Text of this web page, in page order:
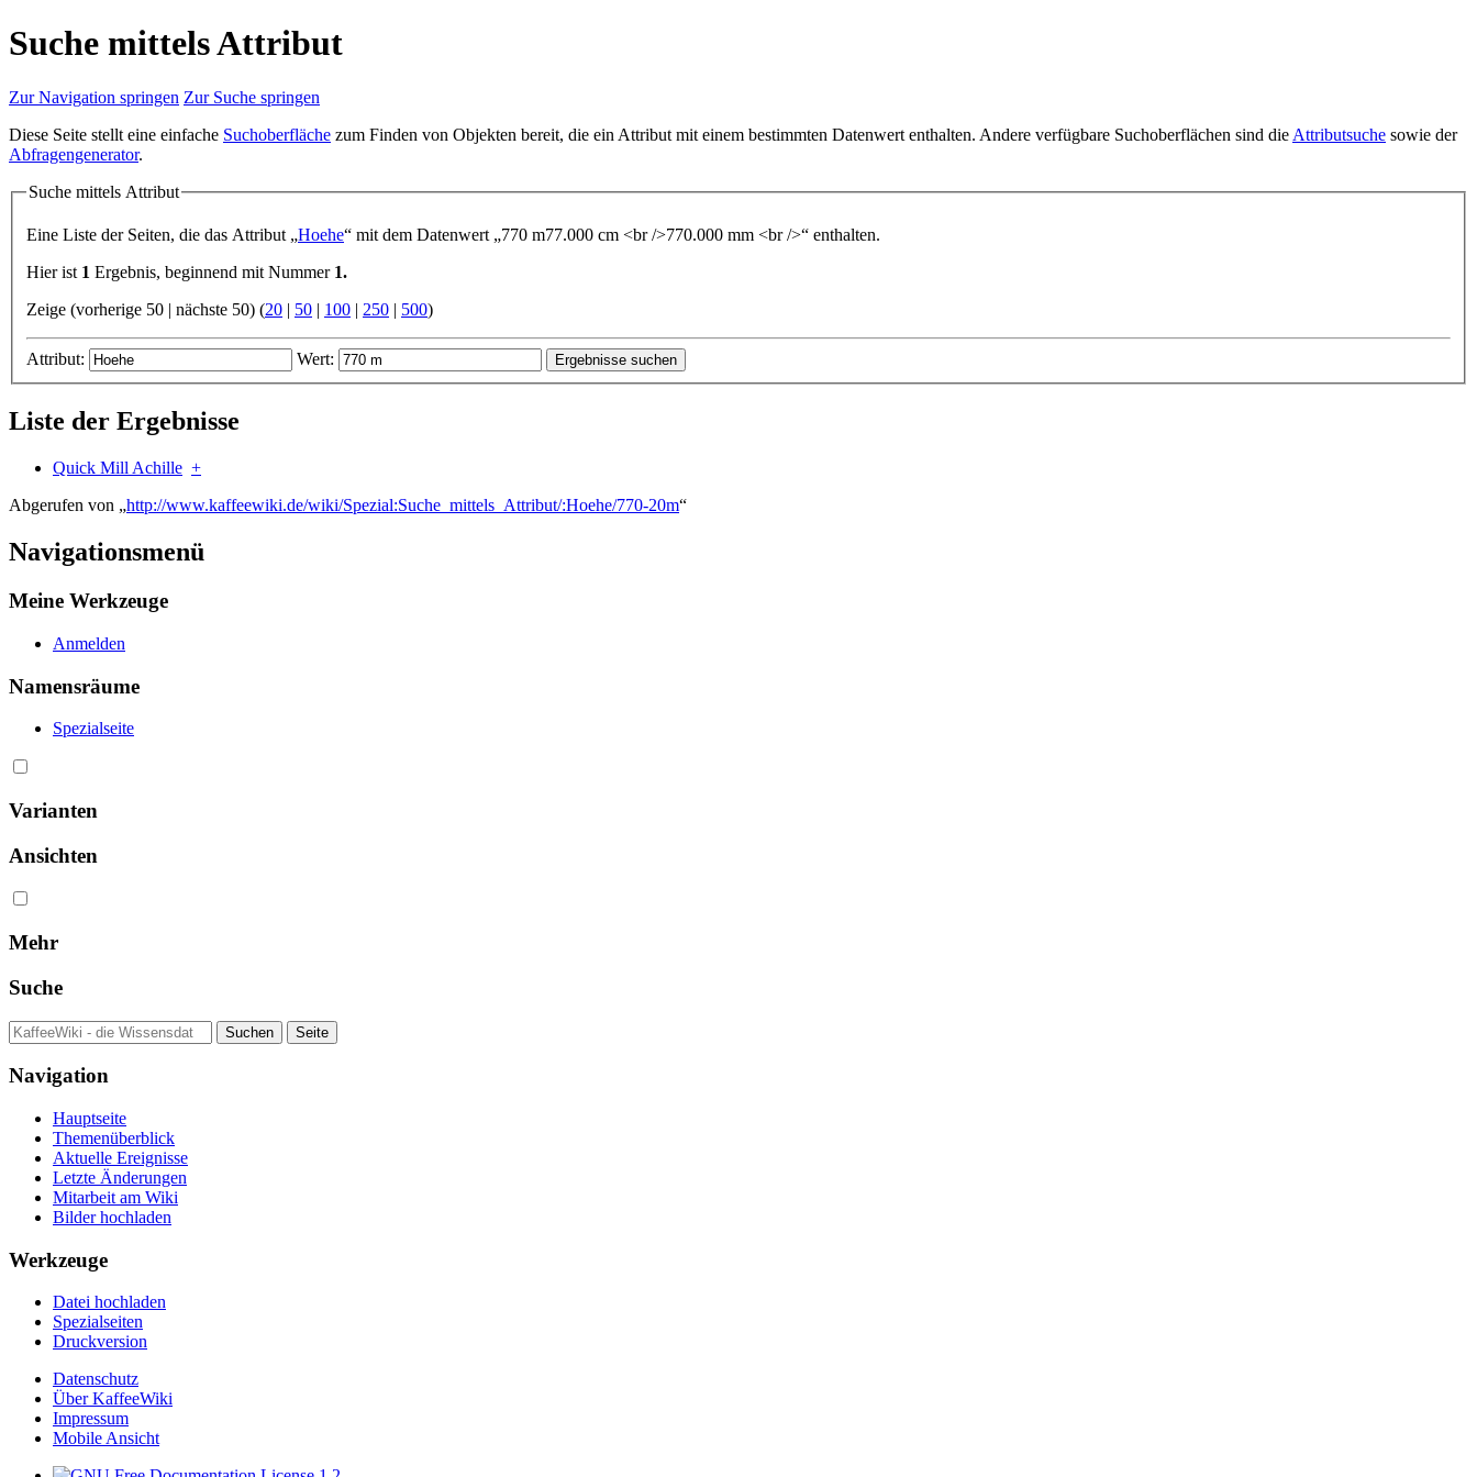
Suche mittels Attribut
Zur Navigation springen Zur Suche springen
Diese Seite stellt eine einfache Suchoberfläche zum Finden von Objekten bereit, die ein Attribut mit einem bestimmten Datenwert enthalten. Andere verfügbare Suchoberflächen sind die Attributsuche sowie der
Abfragengenerator.
Suche mittels Attribut
Eine Liste der Seiten, die das Attribut „Hoehe“ mit dem Datenwert „770 m77.000 cm <br />770.000 mm <br />“ enthalten.
Hier ist 1 Ergebnis, beginnend mit Nummer 1.
Zeige (vorherige 50 | nächste 50) (20 50 100 250 500)
Attribut: Wert:
Liste der Ergebnisse
Quick Mill Achille +
Abgerufen von „http://www.kaffeewiki.de/wiki/Spezial:Suche_mittels_Attribut/:Hoehe/770-20m“
Navigationsmenü
Meine Werkzeuge
Anmelden
Namensräume
Spezialseite
Varianten
Ansichten
Mehr
Suche
Navigation
Hauptseite
Themenüberblick
Aktuelle Ereignisse
Letzte Änderungen
Mitarbeit am Wiki
Bilder hochladen
Werkzeuge
Datei hochladen
Spezialseiten
Druckversion
Datenschutz
Über KaffeeWiki
Impressum
Mobile Ansicht